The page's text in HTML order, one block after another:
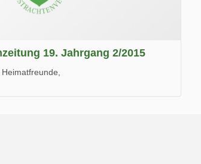
19. Jahrgang 2/2015